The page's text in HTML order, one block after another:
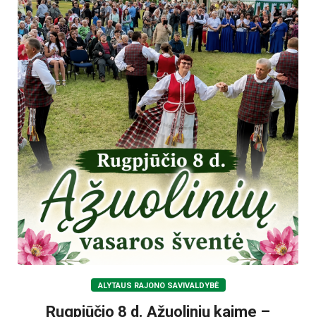
ALYTAUS RAJONO SAVIVALDYBĖ
Rugpjūčio 8 d. Ąžuolinių kaime –